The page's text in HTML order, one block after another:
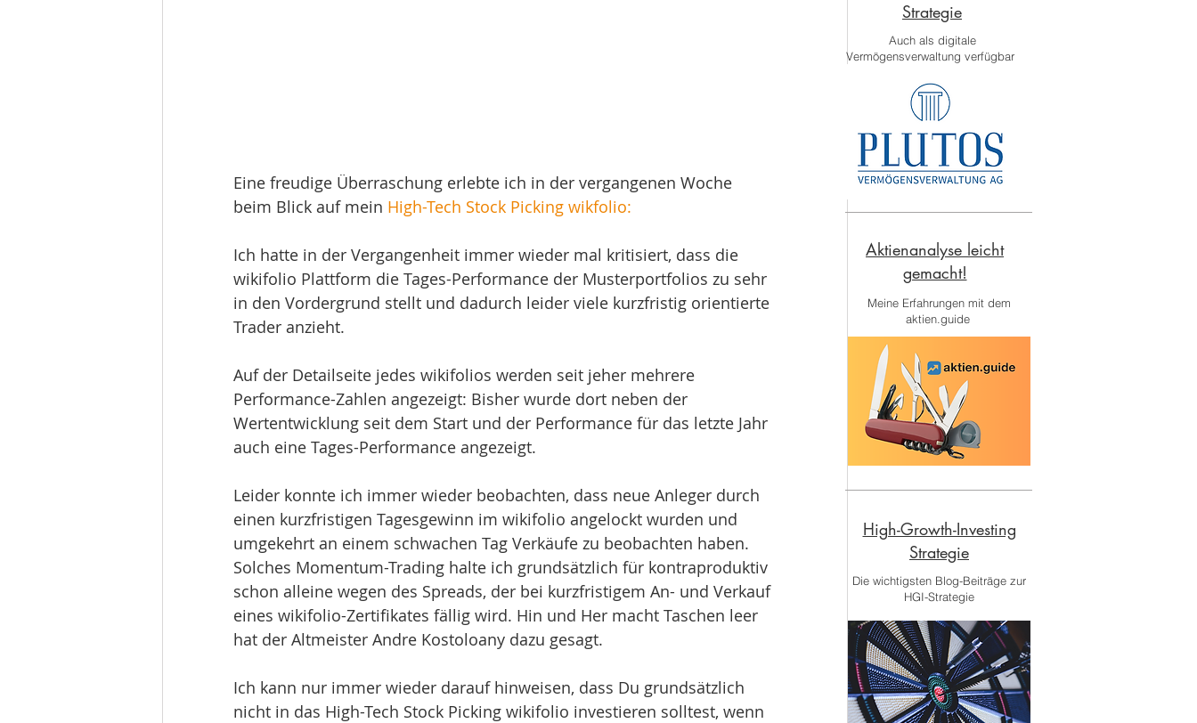
Eine freudige Überraschung erlebte ich in der vergangenen Woche
beim Blick auf mein High-Tech Stock Picking wikfolio:
Ich hatte in der Vergangenheit immer wieder mal kritisiert, dass die
wikifolio Plattform die Tages-Performance der Musterportfolios zu sehr
in den Vordergrund stellt und dadurch leider viele kurzfristig orientierte
Trader anzieht.
Auf der Detailseite jedes wikifolios werden seit jeher mehrere
Performance-Zahlen angezeigt: Bisher wurde dort neben der
Wertentwicklung seit dem Start und der Performance für das letzte Jahr
auch eine Tages-Performance angezeigt.
Leider konnte ich immer wieder beobachten, dass neue Anleger durch
einen kurzfristigen Tagesgewinn im wikifolio angelockt wurden und
umgekehrt an einem schwachen Tag Verkäufe zu beobachten haben.
Solches Momentum-Trading halte ich grundsätzlich für kontraproduktiv
schon alleine wegen des Spreads, der bei kurzfristigem An- und Verkauf
eines wikifolio-Zertifikates fällig wird. Hin und Her macht Taschen leer
hat der Altmeister Andre Kostoloany dazu gesagt.
Ich kann nur immer wieder darauf hinweisen, dass Du grundsätzlich
nicht in das High-Tech Stock Picking wikifolio investieren solltest, wenn
Aktienanalyse leicht
gemacht!
Meine Erfahrungen mit dem
aktien.guide
High-Growth-Investing
Strategie
Die wichtigsten Blog-Beiträge zur
HGI-Strategie
Strategie
Auch als digitale
Vermögensverwaltung verfügbar